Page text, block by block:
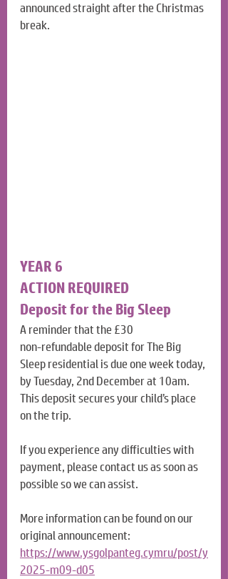
announced straight after the Christmas
break.
YEAR 6
ACTION REQUIRED
Deposit for the Big Sleep
A reminder that the £30
non‑refundable deposit for The Big
Sleep residential is due one week today,
by Tuesday, 2nd December at 10am.
This deposit secures your child’s place
on the trip.
If you experience any difficulties with
payment, please contact us as soon as
possible so we can assist.
More information can be found on our
original announcement:
https://www.ysgolpanteg.cymru/post/y
2025-m09-d05